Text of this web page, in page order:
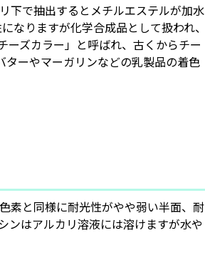
下で抽出するとメチルエステルが加水
なりますが化学合成品として扱われ、
ーズカラー」と呼ばれ、古くからチー
ターやマーガリンなどの乳製品の着色
素と同様に耐光性がやや弱い半面、耐
ンはアルカリ溶液には溶けますが水や